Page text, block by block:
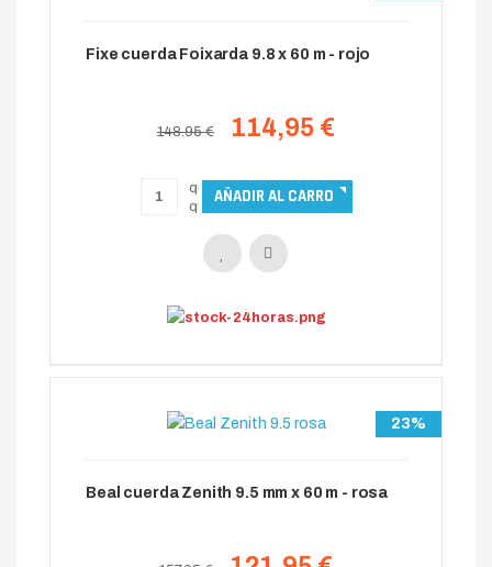
Fixe cuerda Foixarda 9.8 x 60 m - rojo
148.95 € 114,95 €
23%
Beal cuerda Zenith 9.5 mm x 60 m - rosa